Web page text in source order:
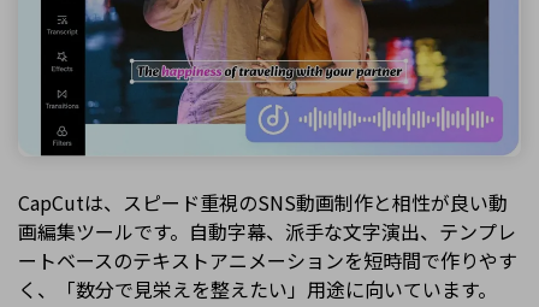
CapCutは、スピード重視のSNS動画制作と相性が良い動
画編集ツールです。自動字幕、派手な文字演出、テンプレ
ートベースのテキストアニメーションを短時間で作りやす
く、「数分で見栄えを整えたい」用途に向いています。